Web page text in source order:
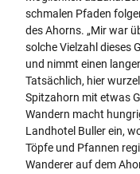
schmalen Pfaden
des Ahorns. „Mir war
solche Vielzahl dieses
und nimmt einen
Tatsächlich, hier
Spitzahorn mit etwas
Wandern macht
Landhotel Buller ein,
Töpfe und Pfannen
Wanderer auf dem